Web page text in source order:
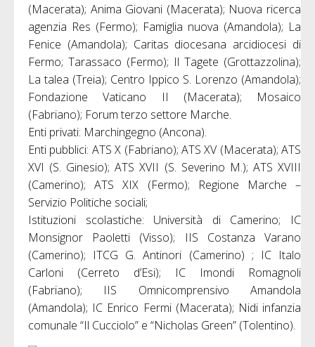
(Macerata); Anima Giovani (Macerata); Nuova ricerca
agenzia Res (Fermo); Famiglia nuova (Amandola); La
Fenice (Amandola); Caritas diocesana arcidiocesi di
Fermo; Tarassaco (Fermo); Il Tagete (Grottazzolina);
La talea (Treia); Centro Ippico S. Lorenzo (Amandola);
Fondazione Vaticano II (Macerata); Mosaico
(Fabriano); Forum terzo settore Marche.
Enti privati: Marchingegno (Ancona).
Enti pubblici: ATS X (Fabriano); ATS XV (Macerata); ATS
XVI (S. Ginesio); ATS XVII (S. Severino M.); ATS XVIII
(Camerino); ATS XIX (Fermo); Regione Marche –
Servizio Politiche sociali;
Istituzioni scolastiche: Università di Camerino; IC
Monsignor Paoletti (Visso); IIS Costanza Varano
(Camerino); ITCG G. Antinori (Camerino) ; IC Italo
Carloni (Cerreto d’Esi); IC Imondi Romagnoli
(Fabriano); IIS Omnicomprensivo Amandola
(Amandola); IC Enrico Fermi (Macerata); Nidi infanzia
comunale “Il Cucciolo” e “Nicholas Green” (Tolentino).